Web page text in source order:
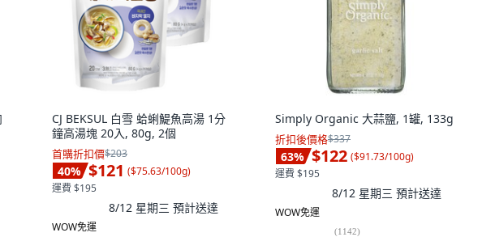
CJ BEKSUL 白雪 蛤蜊鯷魚高湯 1分
鐘高湯塊 20入, 80g, 2個
首購折扣價$203
40% $121 ($75.63/100g)
運費 $195
8/12 星期三 預計送達
WOW免運
Simply Organic 大蒜鹽, 1罐, 133g
折扣後價格$337
63% $122 ($91.73/100g)
運費 $195
8/12 星期三 預計送達
WOW免運
(1142)